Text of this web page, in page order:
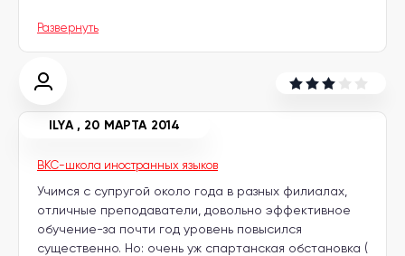
Развернуть
BKC-школа иностранных языков
ILYA , 20 МАРТА 2014
Учимся с супругой около года в разных филиалах,
отличные преподаватели, довольно эффективное
обучение-за почти год уровень повысился
существенно. Но: очень уж спартанская обстановка (